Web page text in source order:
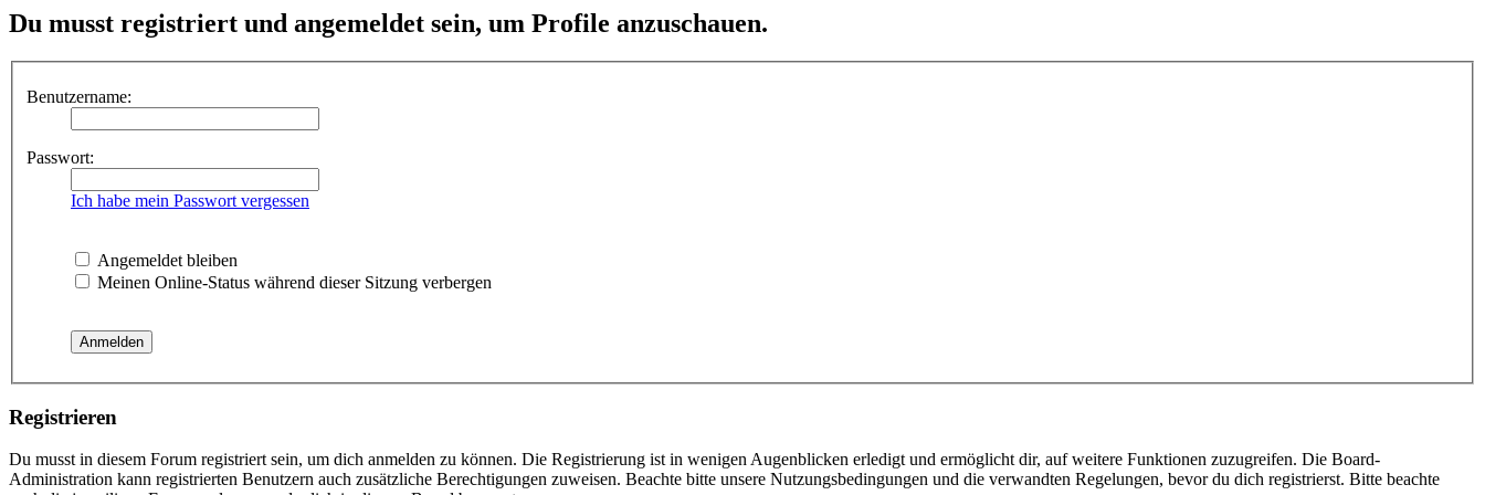
Du musst registriert und angemeldet sein, um Profile anzuschauen.
Benutzername:
Passwort:
Ich habe mein Passwort vergessen
Angemeldet bleiben
Meinen Online-Status während dieser Sitzung verbergen
Registrieren
Du musst in diesem Forum registriert sein, um dich anmelden zu können. Die Registrierung ist in wenigen Augenblicken erledigt und ermöglicht dir, auf weitere Funktionen zuzugreifen. Die Board-
Administration kann registrierten Benutzern auch zusätzliche Berechtigungen zuweisen. Beachte bitte unsere Nutzungsbedingungen und die verwandten Regelungen, bevor du dich registrierst. Bitte beachte